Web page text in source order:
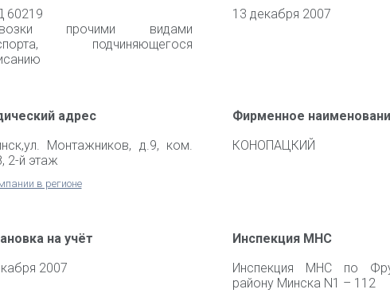
60219
прочими видами
подчиняющегося
13 декабря 2007
адрес
Монтажников, д.9, ком.
2-й этаж
в регионе
Фирменное
КОНОПАЦКИЙ
на учёт
2007
Инспекция МНС
Инспекция МНС по
району Минска N1 – 112